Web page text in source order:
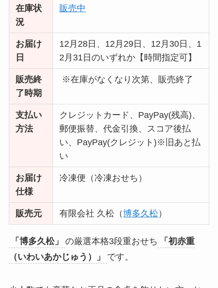
在庫状
況
販売中
お届け
日
12月28日、12月29日、12月30日、1
2月31日のいずれか【時間指定可】
販売終
了時期
※在庫がなくなり次第、販売終了
支払い
方法
クレジットカード、PayPay(残高)、
郵便振替、代金引換、スコア後払
い、PayPay(クレジット)※旧あと払
い
お届け
仕様
冷凍便（冷凍おせち）
販売元 有限会社 久松（博多久松）
「博多久松」 の厳選本格3段重おせち
「初赤重
（いわいあかじゅう）」
です。